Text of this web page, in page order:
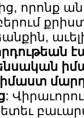
որոնք
: